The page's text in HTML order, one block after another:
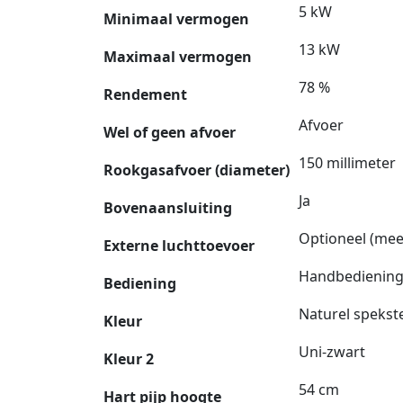
Minimaal vermogen 5 kW
Maximaal vermogen 13 kW
Rendement 78 %
Wel of geen afvoer Afvoer
Rookgasafvoer (diameter) 150 millimeter
Bovenaansluiting Ja
Externe luchttoevoer Optioneel
Bediening Handbediening
Kleur Naturel
Kleur 2 Uni-zwart
Hart pijp hoogte 54 cm